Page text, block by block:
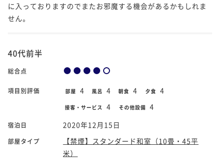
に入っておりますのでまたお邪魔する機会があるかもしれま
せん。
40代前半
総合点
項目別評価 部屋 4 風呂 4 朝食 4 夕食 4
接客・サービス 4 その他設備 4
宿泊日 2020年12月15日
部屋タイプ
【禁煙】スタンダード和室（10畳・45平
米）